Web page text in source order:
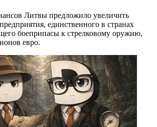
Литвы предложило увеличить
единственного в странах
боеприпасы к стрелковому оружию,
евро.